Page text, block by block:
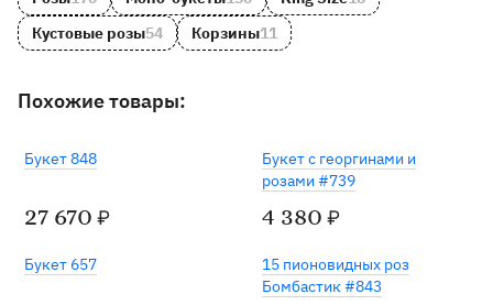
Кустовые розы54 Корзины11
Похожие товары:
Букет 848
27 670 ₽
Букет с георгинами и
розами #739
4 380 ₽
Букет 657
15 пионовидных роз
Бомбастик #843